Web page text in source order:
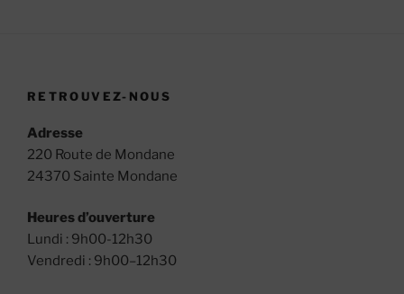
RETROUVEZ-NOUS
Adresse
220 Route de Mondane
24370 Sainte Mondane
Heures d’ouverture
Lundi : 9h00-12h30
Vendredi : 9h00–12h30